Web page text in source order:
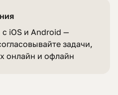
iOS и Android —
задачи,
онлайн и офлайн